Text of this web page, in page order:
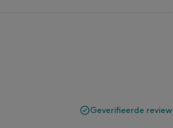
Geverifieerde review